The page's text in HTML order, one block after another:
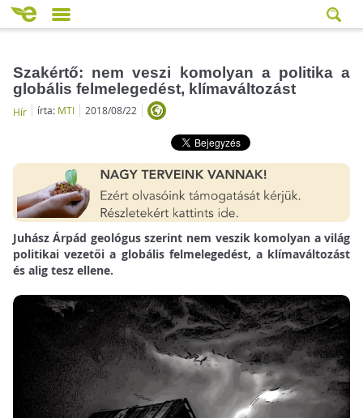
Szakértő: nem veszi komolyan a politika a
globális felmelegedést, klímaváltozást
Hír írta: MTI 2018/08/22
Juhász Árpád geológus szerint nem veszik komolyan a világ
politikai vezetői a globális felmelegedést, a klímaváltozást
és alig tesz ellene.